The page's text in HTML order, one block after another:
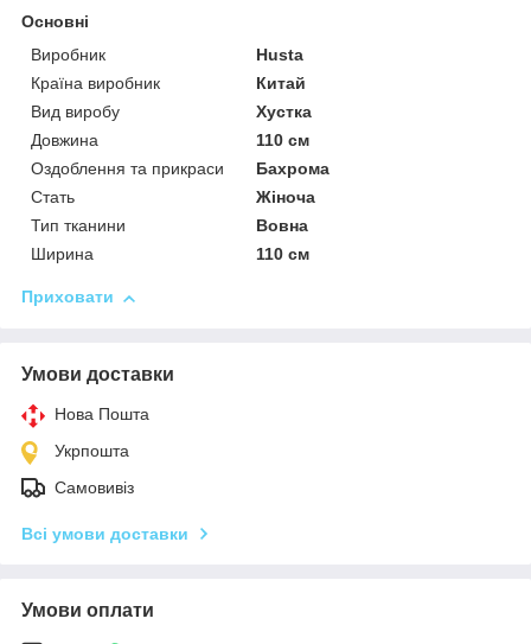
Основні
Виробник
Husta
Країна виробник
Китай
Вид виробу
Хустка
Довжина
110 см
Оздоблення та прикраси
Бахрома
Стать
Жіноча
Тип тканини
Вовна
Ширина
110 см
Приховати
Умови доставки
Нова Пошта
Укрпошта
Самовивіз
Всі умови доставки
Умови оплати